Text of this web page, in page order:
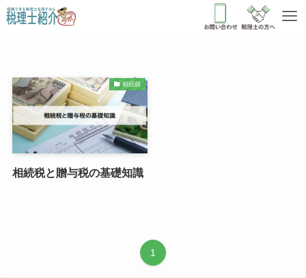
相続税
相続税と贈与税の基礎知識
1